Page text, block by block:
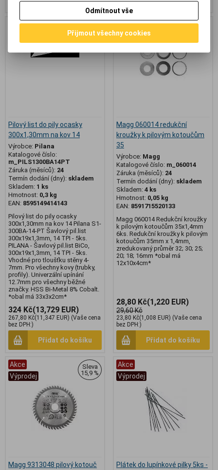
Akce
Pilový list do pily ocasky
300x1,30mm na kov 14
Výrobce: Pilana
Katalogové číslo:
m_PILS1300BA14PT
Záruka (měsíců): 24
Termín dodání (dny): skladem
Skladem: 1 ks
Hmotnost: 0,3 kg
EAN: 8595149414143
Pilový list do pily ocasky
300x1,30mm na kov 14 Pilana S1-
300BA-14-PT Šavlový pil.list
300x19x1,3mm, 14 TPI - 5ks.
PILANA - Šavlový pil.list BiCo,
300x19x1,3mm, 14 TPI - 5ks.
Vhodné pro tloušťku stěny 4-
7mm. Pro všechny kovy (trubky,
profily). Univerzální upínání
12.7mm pro všechny běžné
značky. HSS Bi-Metal 8% Cobalt.
*obal má 33x3x2cm*
324 Kč(13,729 EUR)
267,80 Kč(11,347 EUR) (Vaše cena
bez DPH:)
Přidat do košíku
Akce
Výprodej
Sleva
Magg 060014 redukční
kroužky k pilovým kotoučům
35
Výrobce: Magg
Katalogové číslo: m_060014
Záruka (měsíců): 24
Termín dodání (dny): skladem
Skladem: 4 ks
Hmotnost: 0,05 kg
EAN: 8591715520133
Magg 060014 Redukční kroužky
k pilovým kotoučům 35x1,4mm
6ks. Redukční kroužky k pilovým
kotoučům 35mm x 1,4mm,
zredukovaný průměr 32; 30; 25;
20; 18; 16mm *obal má
12x10x4cm*
28,80 Kč(1,220 EUR)
29,60 Kč
23,80 Kč(1,008 EUR) (Vaše cena
bez DPH:)
Přidat do košíku
Akce
Výprodej
Sleva
15,9 %
Magg 9313048 pilový kotouč
Akce
Výprodej
Plátek do lupínkové pilky 5ks -
Odmítnout vše
Přijmout všechny cookies